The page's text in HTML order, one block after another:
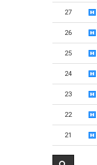
27
26
25
24
23
22
21